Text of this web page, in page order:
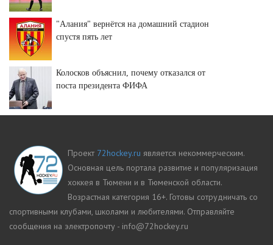
"Алания" вернётся на домашний стадион
спустя пять лет
Колосков объяснил, почему отказался от
поста президента ФИФА
Проект 72hockey.ru является некоммерческим.
Основная цель портала развитие и популяризация
хоккея в Тюмени и в Тюменской области.
Возрастная категория 16+. Готовы сотрудничать со
спортивными клубами, школами и любителями. Отправляйте
сообщения на электропочту - info@72hockey.ru